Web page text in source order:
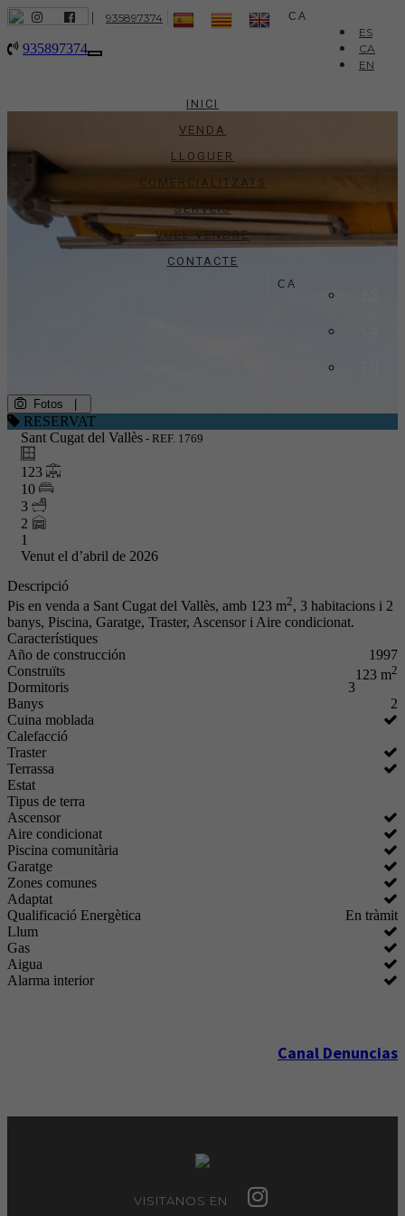
CA
ES
CA
EN
935897374
|
935897374
Toggle
INICI
VENDA
LLOGUER
COMERCIALITZATS
SERVEIS
VULL VENDRE
CONTACTE
CA
Fotos
RESERVAT
Sant Cugat del Vallès - REF. 1769
123
10
3
2
1
Venut el d’abril de 2026
Descripció
Pis en venda a Sant Cugat del Vallès, amb 123 m2, 3 habitacions i 2
banys, Piscina, Garatge, Traster, Ascensor i Aire condicionat.
Característiques
Año de construcción
1997
Construïts
123 m2
Dormitoris
3
Banys
2
Cuina moblada
Calefacció
Traster
Terrassa
Estat
Tipus de terra
Ascensor
Aire condicionat
Piscina comunitària
Garatge
Zones comunes
Adaptat
Qualificació Energètica
En tràmit
Llum
Gas
Aigua
Alarma interior
Canal Denuncias
VISITANOS EN